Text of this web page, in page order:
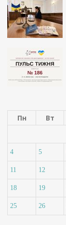
Пн
Вт
4 5
11 12
18 19
25 26